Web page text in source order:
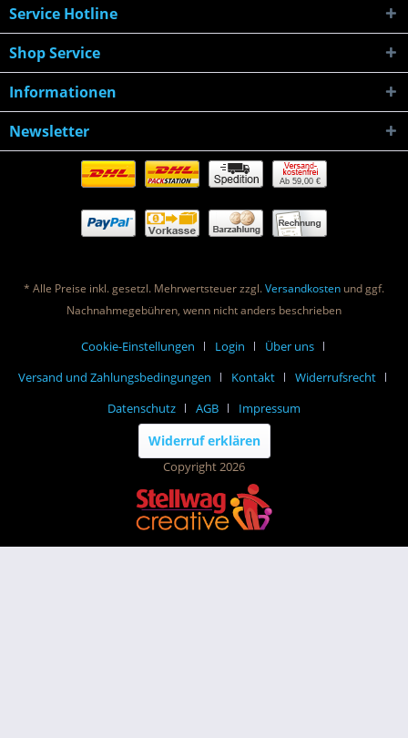
Service Hotline
Shop Service
Informationen
Newsletter
Ab 59,00 €
* Alle Preise inkl. gesetzl. Mehrwertsteuer zzgl.Versandkosten und ggf.
Nachnahmegebühren, wenn nicht anders beschrieben
Cookie-Einstellungen Login
Über uns
Versand und Zahlungsbedingungen
Kontakt
Widerrufsrecht
Datenschutz
AGB Impressum
Widerruf erklären
Copyright 2026